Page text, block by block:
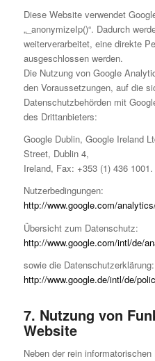
Diese Website verwendet
„_anonymizeIp()“. Dadurch
weiterverarbeitet, eine direkte
ausgeschlossen werden.
Die Nutzung von Google
den Voraussetzungen, auf die
Datenschutzbehörden mit
des Drittanbieters:
Google Dublin, Google Ireland
Street, Dublin 4,
Ireland, Fax: +353 (1) 436 1001.
Nutzerbedingungen:
http://www.google.com/
Übersicht zum Datenschutz:
http://www.google.com/intl/de/
sowie die Datenschutzerklärung:
http://www.google.de/intl/de/
7. Nutzung von
Website
Neben der rein